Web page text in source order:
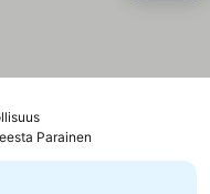
Parainen